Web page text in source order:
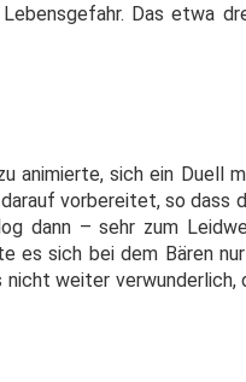
Das etwa
animierte, sich ein Duell
vorbereitet, so dass
dann – sehr zum
es sich bei dem Bären
weiter verwunderlich,